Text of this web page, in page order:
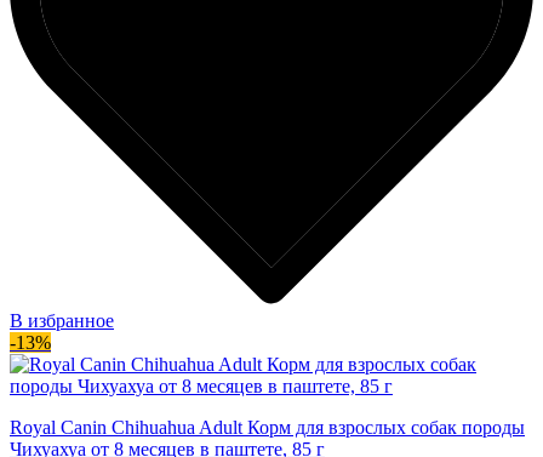
В избранное
-13%
Royal Canin Chihuahua Adult Корм для взрослых собак породы
Чихуахуа от 8 месяцев в паштете, 85 г